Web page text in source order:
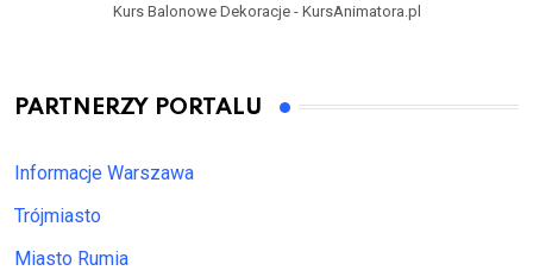
Kurs Balonowe Dekoracje - KursAnimatora.pl
PARTNERZY PORTALU
Informacje Warszawa
Trójmiasto
Miasto Rumia